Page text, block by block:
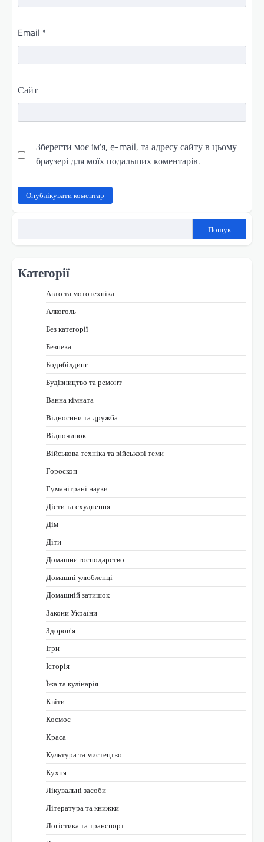
Email *
Сайт
Зберегти моє ім'я, e-mail, та адресу сайту в цьому
браузері для моїх подальших коментарів.
Пошук
Категорії
Авто та мототехніка
Алкоголь
Без категорії
Безпека
Бодибілдинг
Будівництво та ремонт
Ванна кімната
Відносини та дружба
Відпочинок
Військова техніка та військові теми
Гороскоп
Гуманітрані науки
Дієти та схуднення
Дім
Діти
Домашнє господарство
Домашні улюбленці
Домашній затишок
Закони України
Здоров'я
Ігри
Історія
Їжа та кулінарія
Квіти
Космос
Краса
Культура та мистецтво
Кухня
Лікувальні засоби
Література та книжки
Логістика та транспорт